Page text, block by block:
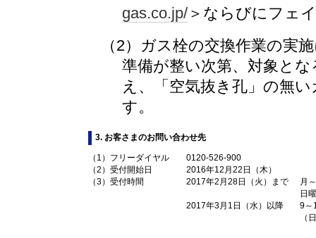
gas.co.jp/ ＞ならびにフェ
（2）ガス栓の交換作業の実
準備が整い次第、対象と
え、「空気抜き孔」の無
す。
3. お客さまのお問い合わせ先
（1）フリーダイヤル
0120-526-900
（2）受付開始日
2016年12月22日（木）
（3）受付時間
2017年2月28日（火）まで
月
日
2017年3月1日（水）以降
9～
（